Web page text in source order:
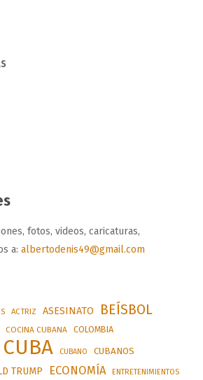
fotos, videos, caricaturas,
a: albertodenis49@gmail.com
ACTRIZ ASESINATO BEÍSBOL
COCINA CUBANA COLOMBIA
CUBA CUBANO CUBANOS
TRUMP ECONOMÍA ENTRETENIMIENTOS